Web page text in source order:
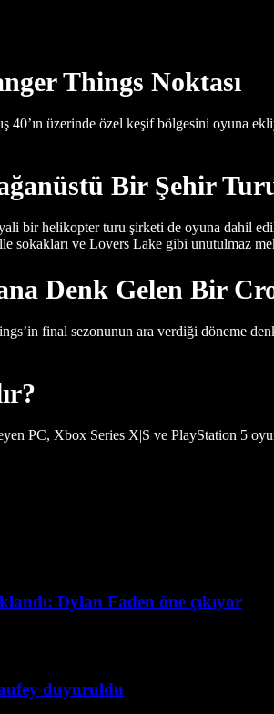
Things Noktası
40’ın üzerinde özel keşif bölgesini oyuna
Bir Şehir
bir helikopter turu şirketi de oyuna dahil
sokakları ve Lovers Lake gibi unutulmaz
Denk Gelen Bir
final sezonunun ara verdiği döneme
PC, Xbox Series X|S ve PlayStation 5
Dylan Faden öne çıkıyor
duyuruldu